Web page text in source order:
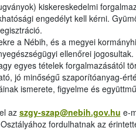
kiskereskedelmi
engedélyt kell kérni.
a Nébih, és a megyei
ellenőrei
egyes tételek forgalmazásától
jó minőségű szaporítóanyag-
ismerete, figyelme és
az szgy-szap@nebih.gov.hu e-
fordulhatnak az